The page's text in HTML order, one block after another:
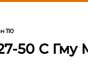
110
50 С Гму